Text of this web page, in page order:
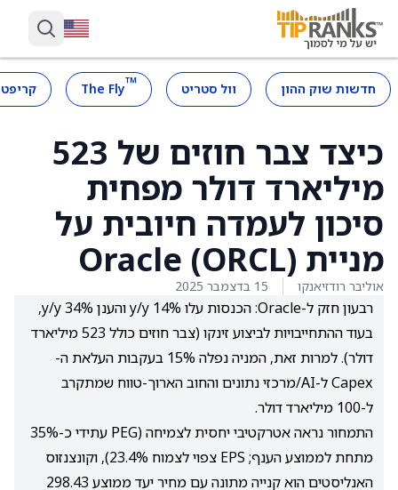
חדשות שוק ההון וול סטריט ™
The Fly
כיצד צבר חוזים של 523
מיליארד דולר מפחית
סיכון לעמדה חיובית על
מניית Oracle (ORCL)
אוליבר רודזיאנקו 15 בדצמבר 2025
רבעון חזק ל-Oracle: הכנסות עלו 14% y/y והענן 34% y/y,
בעוד ההתחייבויות לביצוע זינקו (צבר חוזים כולל 523 מיליארד
דולר). למרות זאת, המניה נפלה 15% בעקבות העלאת ה-
Capex ל-AI/מרכזי נתונים והחוב הארוך-טווח שמתקרב
ל-100 מיליארד דולר.
התמחור נראה אטרקטיבי יחסית לצמיחה (PEG עתידי כ-35%
מתחת לממוצע הענף; EPS צפוי לצמוח 23.4%), וקונצנזוס
האנליסטים הוא קנייה מתונה עם מחיר יעד ממוצע 298.43